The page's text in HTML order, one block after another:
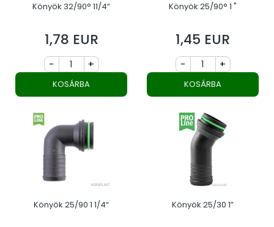
Könyök 32/90° 11/4“
Ár
1,78 EUR
- +
KOSÁRBA
Könyök 25/90° 1 "
Ár
1,45 EUR
- +
KOSÁRBA
Könyök 25/90 1 1/4“ Könyök 25/30 1”